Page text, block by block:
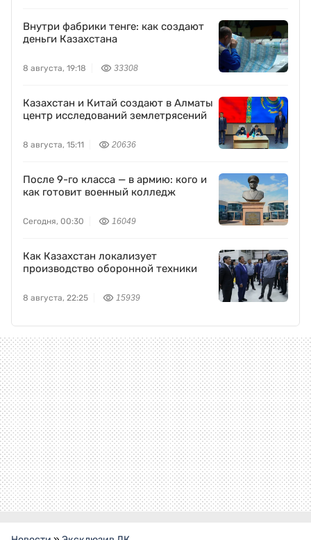
Внутри фабрики тенге: как создают
деньги Казахстана
8 августа, 19:18 33308
Казахстан и Китай создают в Алматы
центр исследований землетрясений
8 августа, 15:11 20636
После 9-го класса — в армию: кого и
как готовит военный колледж
Сегодня, 00:30 16049
Как Казахстан локализует
производство оборонной техники
8 августа, 22:25 15939